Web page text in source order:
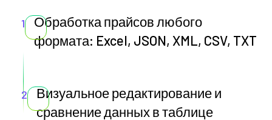
1
Обработка прайсов любого
формата: Excel, JSON, XML, CSV, TXT
2
Визуальное редактирование и
сравнение данных в таблице